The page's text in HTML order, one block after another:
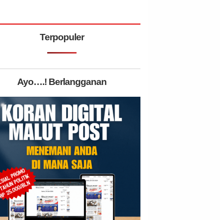
Terpopuler
Ayo….! Berlangganan